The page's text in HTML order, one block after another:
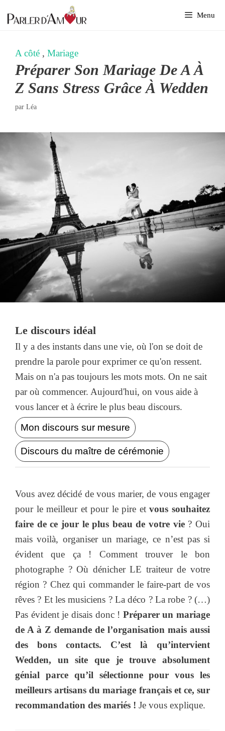
au
Menu
A côté , Mariage
Préparer Son Mariage De A À
Z Sans Stress Grâce À Wedden
par Léa
Le discours idéal
Il y a des instants dans une vie, où l'on se doit de
prendre la parole pour exprimer ce qu'on ressent.
Mais on n'a pas toujours les mots mots. On ne sait
par où commencer. Aujourd'hui, on vous aide à
vous lancer et à écrire le plus beau discours.
Mon discours sur mesure
Discours du maître de cérémonie
Vous avez décidé de vous marier, de vous engager
pour le meilleur et pour le pire etvous souhaitez
faire de ce jour le plus beau de votre vie? Oui
mais voilà, organiser un mariage, ce n’est pas si
évident que ça ! Comment trouver le bon
photographe ? Où dénicher LE traiteur de votre
région ? Chez qui commander le faire-part de vos
rêves ? Et les musiciens ? La déco ? La robe ? (…)
Pas évident je disais donc ! Préparer un mariage
de A à Z demande de l’organisation mais aussi
des bons contacts. C’est là qu’intervient
Wedden, un site que je trouve absolument
génial parce qu’il sélectionne pour vous les
meilleurs artisans du mariage français et ce, sur
recommandation des mariés ! Je vous explique.